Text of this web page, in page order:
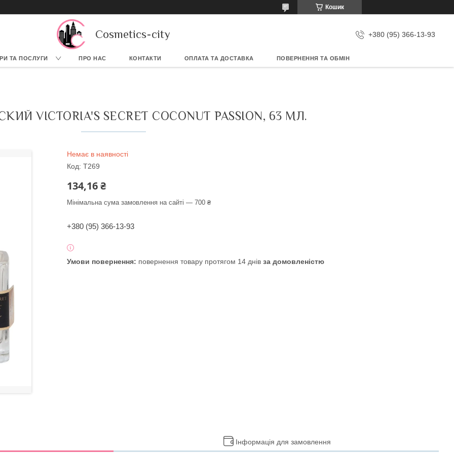
Кошик
Cosmetics-city +380 (95) 366-13-93
ТА ПОСЛУГИ ПРО НАС КОНТАКТИ ОПЛАТА ТА ДОСТАВКА ПОВЕРНЕННЯ ТА ОБМІН
VICTORIA'S SECRET COCONUT PASSION, 63 МЛ.
Немає в наявності
Код: T269
134,16 ₴
Мінімальна сума замовлення на сайті — 700 ₴
+380 (95) 366-13-93
повернення товару протягом 14 днів за домовленістю
Інформація для замовлення